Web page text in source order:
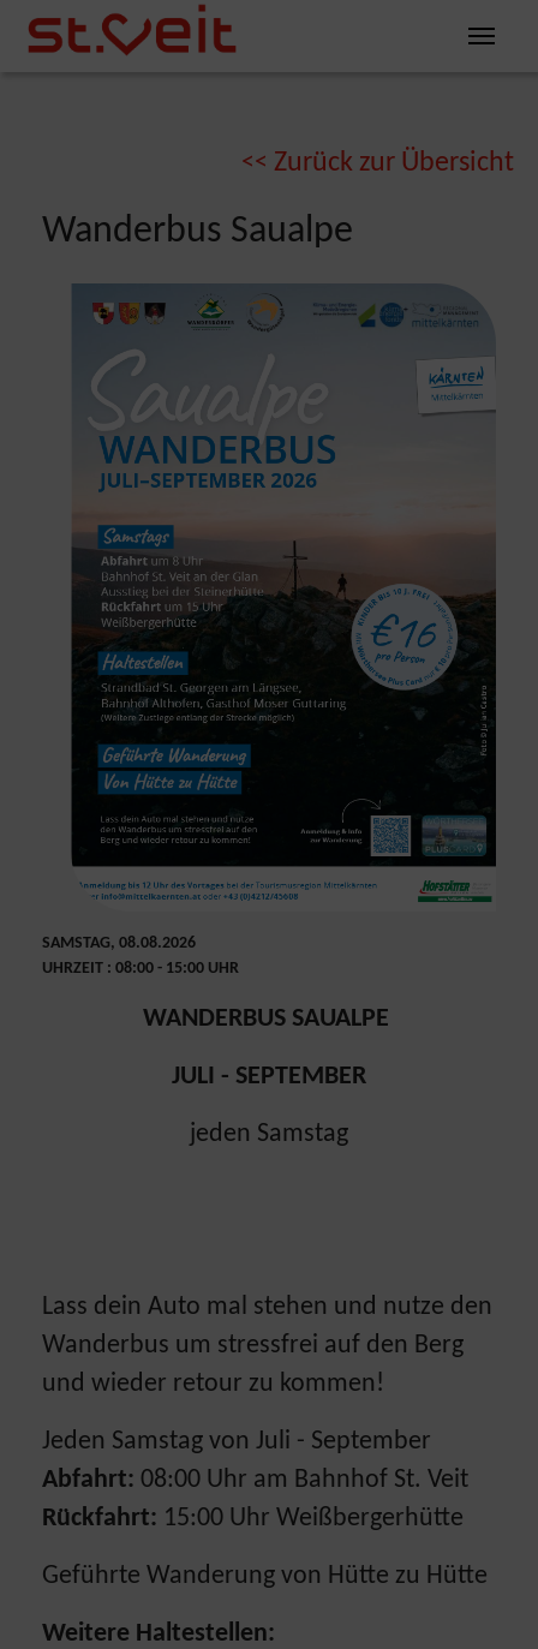
Zum Inhalt springen
Zum Seitenende springen
<< Zurück zur Übersicht
Wanderbus Saualpe
SAMSTAG, 08.08.2026
UHRZEIT : 08:00 - 15:00 UHR
WANDERBUS SAUALPE
JULI - SEPTEMBER
jeden Samstag
Lass dein Auto mal stehen und nutze den
Wanderbus um stressfrei auf den Berg
und wieder retour zu kommen!
Jeden Samstag von Juli - September
Abfahrt: 08:00 Uhr am Bahnhof St. Veit
Rückfahrt: 15:00 Uhr Weißbergerhütte
Geführte Wanderung von Hütte zu Hütte
Weitere Haltestellen: